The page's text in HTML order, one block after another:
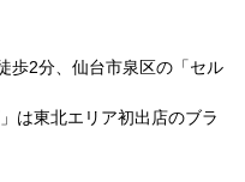
歩2分、仙台市泉区の「セル
は東北エリア初出店のブラ